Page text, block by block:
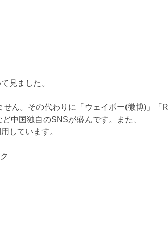
見ました。
ん。その代わりに「ウェイボー(微博)」「
中国独自のSNSが盛んです。また、
しています。